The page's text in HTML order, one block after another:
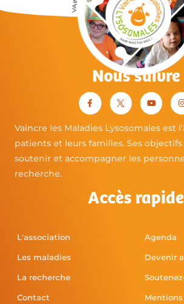
Nous suivre
Vaincre les Maladies Lysosomales est
patients et leurs familles. Ses
soutenir et accompagner les
recherche.
Accès rapide
L'association
Les maladies
La recherche
Contact
Agenda
Devenir